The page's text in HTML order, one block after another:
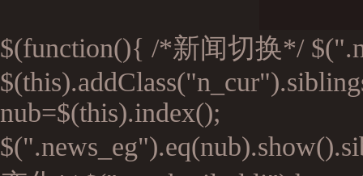
$(function(){ /*新闻切换*/
nub=$(this).index();